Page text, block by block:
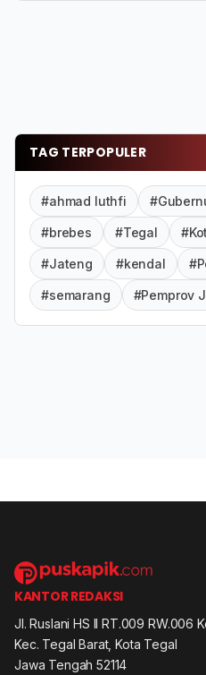
TAG TERPOPULER
#ahmad luthfi
#brebes #Tegal
#Jateng #kendal
#semarang #Pemprov
KANTOR REDAKSI
Jl. Ruslani HS II RT.009 RW.006
Kec. Tegal Barat, Kota Tegal
Jawa Tengah 52114